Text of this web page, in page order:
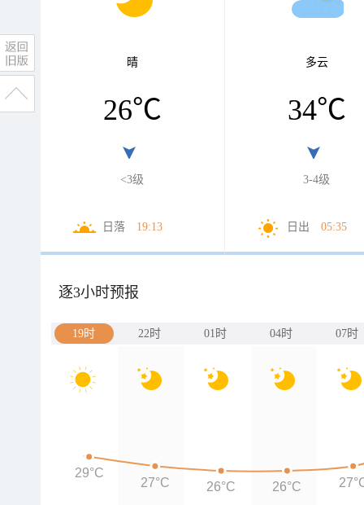
晴
26℃
<3级
日落 19:13
多云
34℃
3-4级
日出 05:35
逐3小时预报
19时 22时 01时 04时 07时
29°C
27°C 26°C 26°C